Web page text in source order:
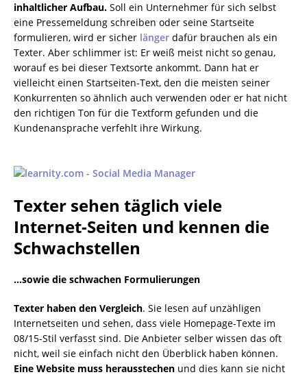
inhaltlicher Aufbau. Soll ein Unternehmer für sich selbst
eine Pressemeldung schreiben oder seine Startseite
formulieren, wird er sicher länger dafür brauchen als ein
Texter. Aber schlimmer ist: Er weiß meist nicht so genau,
worauf es bei dieser Textsorte ankommt. Dann hat er
vielleicht einen Startseiten-Text, den die meisten seiner
Konkurrenten so ähnlich auch verwenden oder er hat nicht
den richtigen Ton für die Textform gefunden und die
Kundenansprache verfehlt ihre Wirkung.
Texter sehen täglich viele
Internet-Seiten und kennen die
Schwachstellen
…sowie die schwachen Formulierungen
Texter haben den Vergleich. Sie lesen auf unzähligen
Internetseiten und sehen, dass viele Homepage-Texte im
08/15-Stil verfasst sind. Die Anbieter selber wissen das oft
nicht, weil sie einfach nicht den Überblick haben können.
Eine Website muss herausstechen und dies kann sie nicht